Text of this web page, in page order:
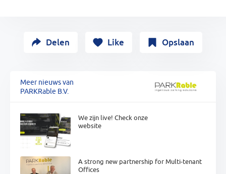
Delen Like Opslaan
Meer nieuws van
PARKRable B.V.
We zijn live! Check onze
website
A strong new partnership for Multi-tenant
Offices